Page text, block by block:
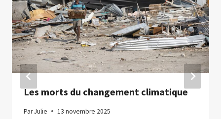
Les morts du changement climatique
ParJulie 13 novembre 2025